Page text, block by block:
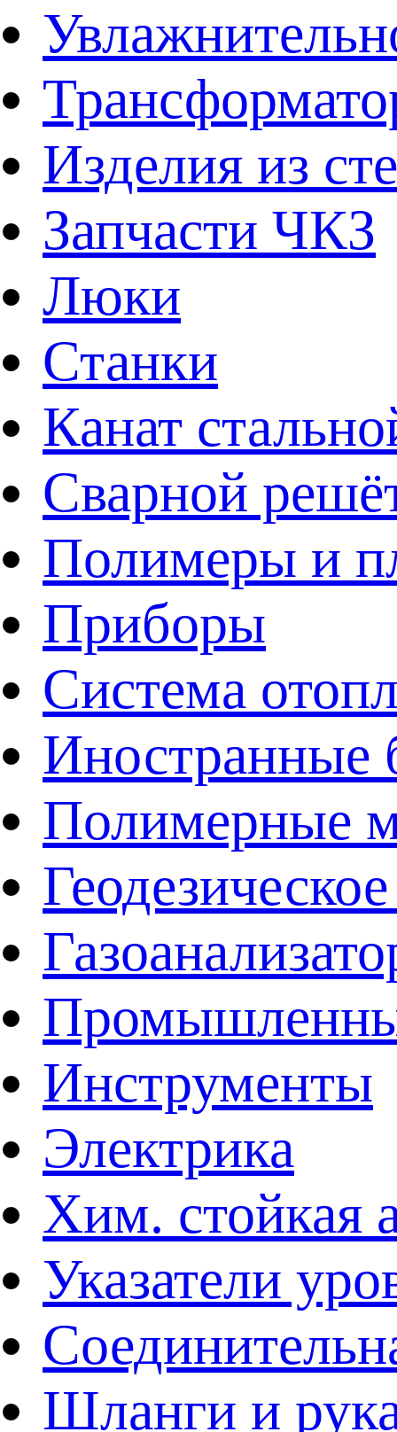
Изделия из
Запчасти ЧКЗ
Люки
Станки
Канат
Сварной
Полимеры и
Приборы
Система
Иностранные
Полимерные
Инструменты
Электрика
Хим. стойкая
Указатели
Шланги и